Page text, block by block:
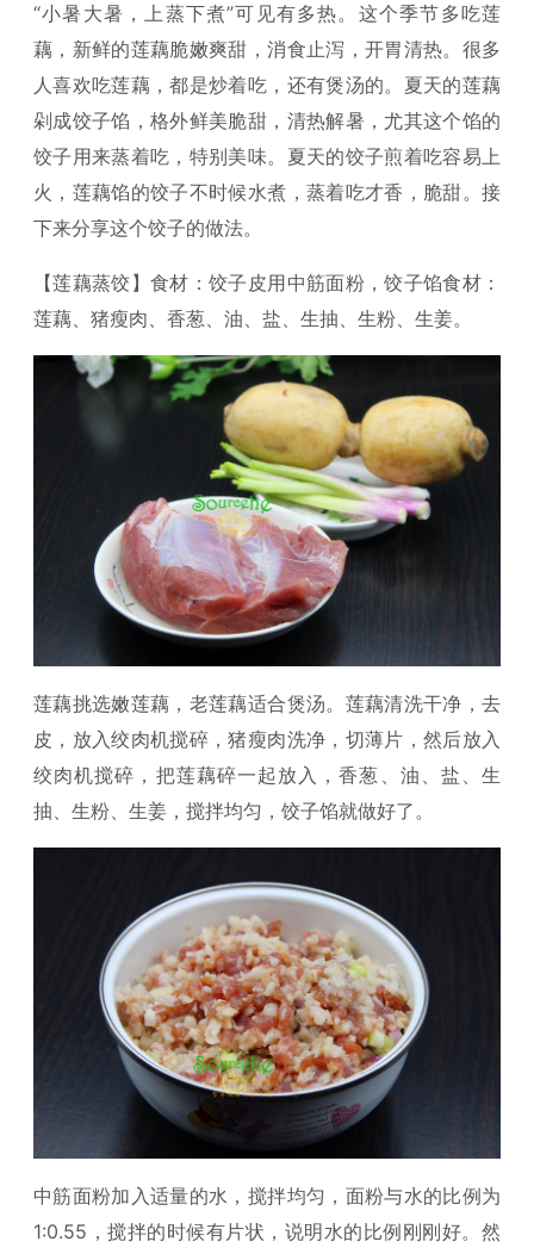
“小暑大暑，上蒸下煮”可见有多热。这个季节多吃莲
藕，新鲜的莲藕脆嫩爽甜，消食止泻，开胃清热。很多
人喜欢吃莲藕，都是炒着吃，还有煲汤的。夏天的莲藕
剁成饺子馅，格外鲜美脆甜，清热解暑，尤其这个馅的
饺子用来蒸着吃，特别美味。夏天的饺子煎着吃容易上
火，莲藕馅的饺子不时候水煮，蒸着吃才香，脆甜。接
下来分享这个饺子的做法。
【莲藕蒸饺】食材：饺子皮用中筋面粉，饺子馅食材：
莲藕、猪瘦肉、香葱、油、盐、生抽、生粉、生姜。
莲藕挑选嫩莲藕，老莲藕适合煲汤。莲藕清洗干净，去
皮，放入绞肉机搅碎，猪瘦肉洗净，切薄片，然后放入
绞肉机搅碎，把莲藕碎一起放入，香葱、油、盐、生
抽、生粉、生姜，搅拌均匀，饺子馅就做好了。
中筋面粉加入适量的水，搅拌均匀，面粉与水的比例为
1:0.55，搅拌的时候有片状，说明水的比例刚刚好。然